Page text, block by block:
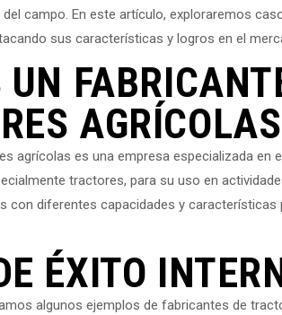
campo. En este artículo, exploraremos
sus características y logros en el
UN
agrícolas es una empresa especializada en
tractores, para su uso en
con diferentes capacidades y características
ÉXITO
algunos ejemplos de fabricantes de